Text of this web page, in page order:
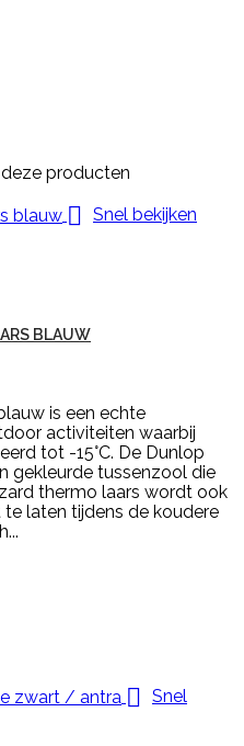
producten

Snel bekijken
BLAUW
is een echte
activiteiten waarbij
tot -15°C. De Dunlop
gekleurde tussenzool die
thermo laars wordt ook
laten tijdens de koudere

Snel